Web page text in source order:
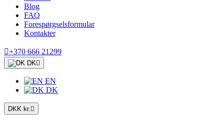
Blog
FAQ
Forespørgselsformular
Kontakter
+370 666 21299
DK
EN
DK
DKK kr. 